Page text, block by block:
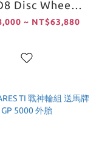
Disc Wheels
輪（碟輪）
~ NT$63,880